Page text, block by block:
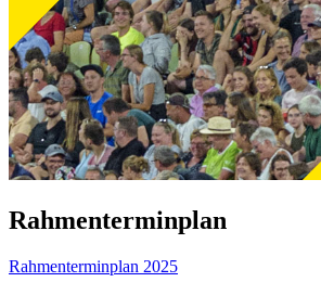
Rahmenterminplan
Rahmenterminplan 2025